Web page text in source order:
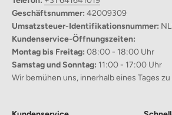
Platz für eine Woche Wäsche und macht
Hochwertiges Material:
Aus natürlichem Baumwollseil gefertigt, ist
Böden nicht, was eine sichere Umgebung
gewährleistet.
Geschäftsnummer: 42009309
Umsatzsteuer-Identifikationsnummer:
Kundenservice-Öffnungszeiten:
Montag bis Freitag: 08:00 - 18:00 Uhr
Samstag und Sonntag: 11:00 - 17:00 Uhr
Wir bemühen uns, innerhalb eines Tages